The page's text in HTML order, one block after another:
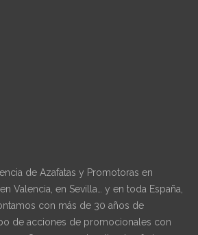
de Azafatas y Promotoras en
Valencia, en Sevilla… y en toda España,
con más de 30 años de
de acciones de promocionales con